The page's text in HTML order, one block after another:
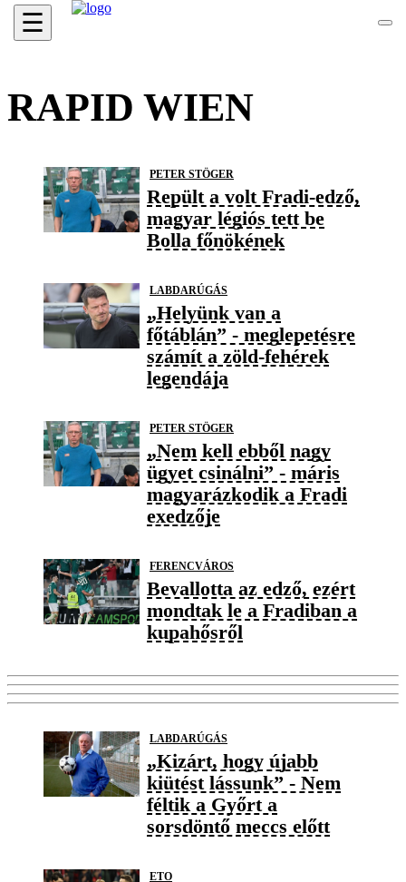
☰
RAPID WIEN
PETER STÖGER
Repült a volt Fradi-edző,
magyar légiós tett be
Bolla főnökének
LABDARÚGÁS
„Helyünk van a
főtáblán” - meglepetésre
számít a zöld-fehérek
legendája
PETER STÖGER
„Nem kell ebből nagy
ügyet csinálni” - máris
magyarázkodik a Fradi
exedzője
FERENCVÁROS
Bevallotta az edző, ezért
mondtak le a Fradiban a
kupahősről
LABDARÚGÁS
„Kizárt, hogy újabb
kiütést lássunk” - Nem
féltik a Győrt a
sorsdöntő meccs előtt
ETO